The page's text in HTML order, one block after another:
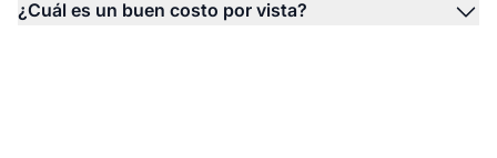
¿Cuál es un buen costo por vista?